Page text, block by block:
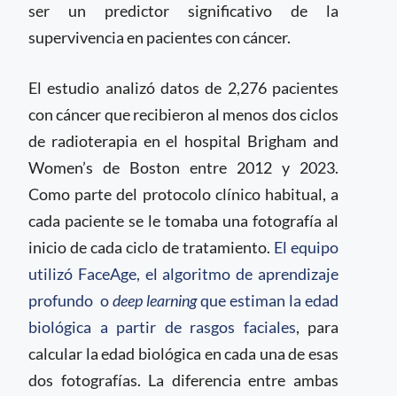
ser un predictor significativo de la
supervivencia en pacientes con cáncer.
El estudio analizó datos de 2,276 pacientes
con cáncer que recibieron al menos dos ciclos
de radioterapia en el hospital Brigham and
Women’s de Boston entre 2012 y 2023.
Como parte del protocolo clínico habitual, a
cada paciente se le tomaba una fotografía al
inicio de cada ciclo de tratamiento. El equipo
utilizó FaceAge, el algoritmo de aprendizaje
profundo odeep learningque estiman la edad
biológica a partir de rasgos faciales, para
calcular la edad biológica en cada una de esas
dos fotografías. La diferencia entre ambas